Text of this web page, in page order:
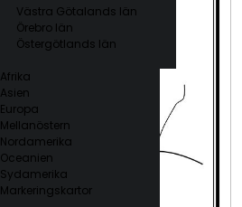
Västra Götalands län
Örebro län
Östergötlands län
Afrika
Asien
Europa
Mellanöstern
Nordamerika
Oceanien
Sydamerika
Markeringskartor